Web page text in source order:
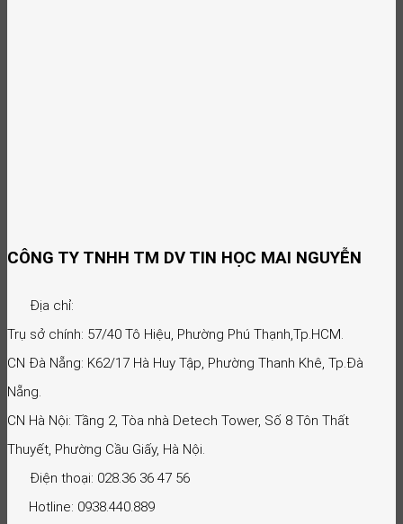
CÔNG TY TNHH TM DV TIN HỌC MAI NGUYỄN
Địa chỉ:
Trụ sở chính: 57/40 Tô Hiệu, Phường Phú Thạnh,Tp.HCM.
CN Đà Nẵng: K62/17 Hà Huy Tập, Phường Thanh Khê, Tp.Đà
Nẵng.
CN Hà Nội: Tầng 2, Tòa nhà Detech Tower, Số 8 Tôn Thất
Thuyết, Phường Cầu Giấy, Hà Nội.
Điện thoại: 028.36 36 47 56
Hotline: 0938.440.889